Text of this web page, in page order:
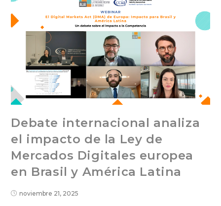
Debate internacional analiza
el impacto de la Ley de
Mercados Digitales europea
en Brasil y América Latina
noviembre 21, 2025